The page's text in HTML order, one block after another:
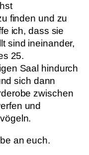
finden und zu
ich, dass sie
sind ineinander,
25.
Saal hindurch
sich dann
zwischen
und
an euch.